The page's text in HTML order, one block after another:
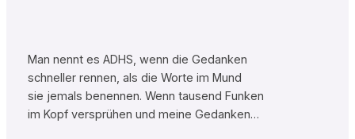
Man nennt es ADHS, wenn die Gedanken
schneller rennen, als die Worte im Mund
sie jemals benennen. Wenn tausend Funken
im Kopf versprühen und meine Gedanken…